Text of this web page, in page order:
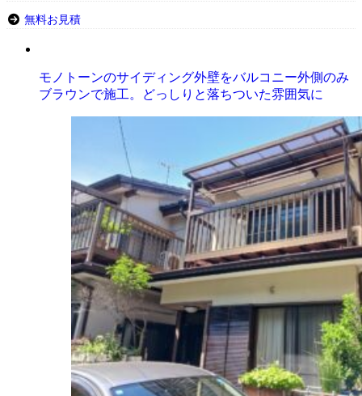
無料お見積
モノトーンのサイディング外壁をバルコニー外側のみ
ブラウンで施工。どっしりと落ちついた雰囲気に